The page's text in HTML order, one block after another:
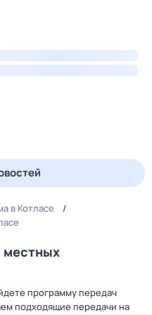
в Котласе
местных
программу передач
подходящие передачи на